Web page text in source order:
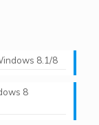
8.1/8
8